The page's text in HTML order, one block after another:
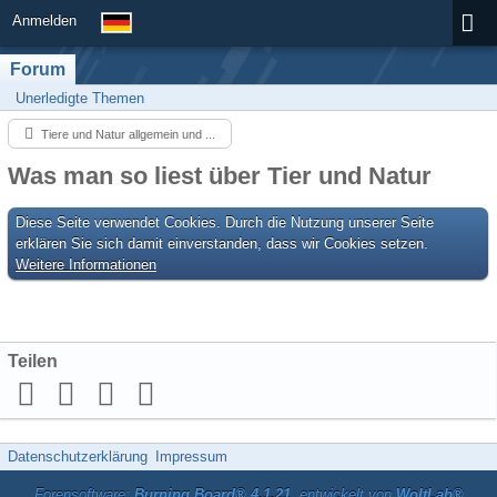
Anmelden
Forum
Unerledigte Themen
Tiere und Natur allgemein und ...
Was man so liest über Tier und Natur
Diese Seite verwendet Cookies. Durch die Nutzung unserer Seite
erklären Sie sich damit einverstanden, dass wir Cookies setzen.
Weitere Informationen
Teilen
Datenschutzerklärung Impressum